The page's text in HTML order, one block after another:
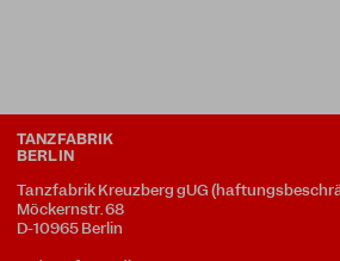
TANZFABRIK
BERLIN
Tanzfabrik Kreuzberg gUG
Möckernstr. 68
D-10965 Berlin